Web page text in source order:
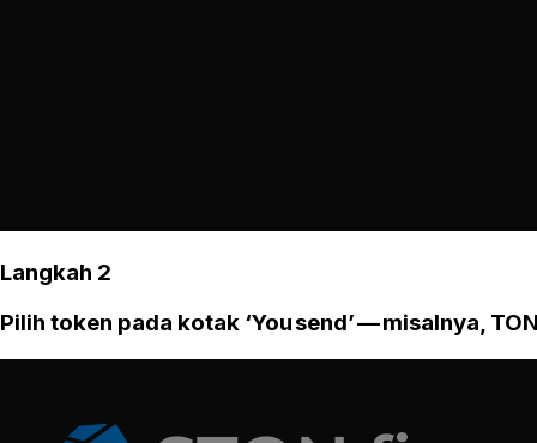
Langkah 2
Pilih token pada kotak ‘You send’ — misalnya,